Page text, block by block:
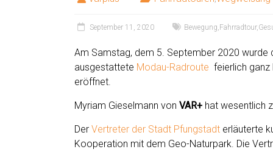
September 11, 2020 Bewegung, Fahrradtour,
Am Samstag, dem 5. September 2020 wurde
ausgestattete Modau-Radroute feierlich ganz
eröffnet.
Myriam Gieselmann von VAR+ hat wesentlich
Der Vertreter der Stadt Pfungstadt erläuterte
Kooperation mit dem Geo-Naturpark. Die